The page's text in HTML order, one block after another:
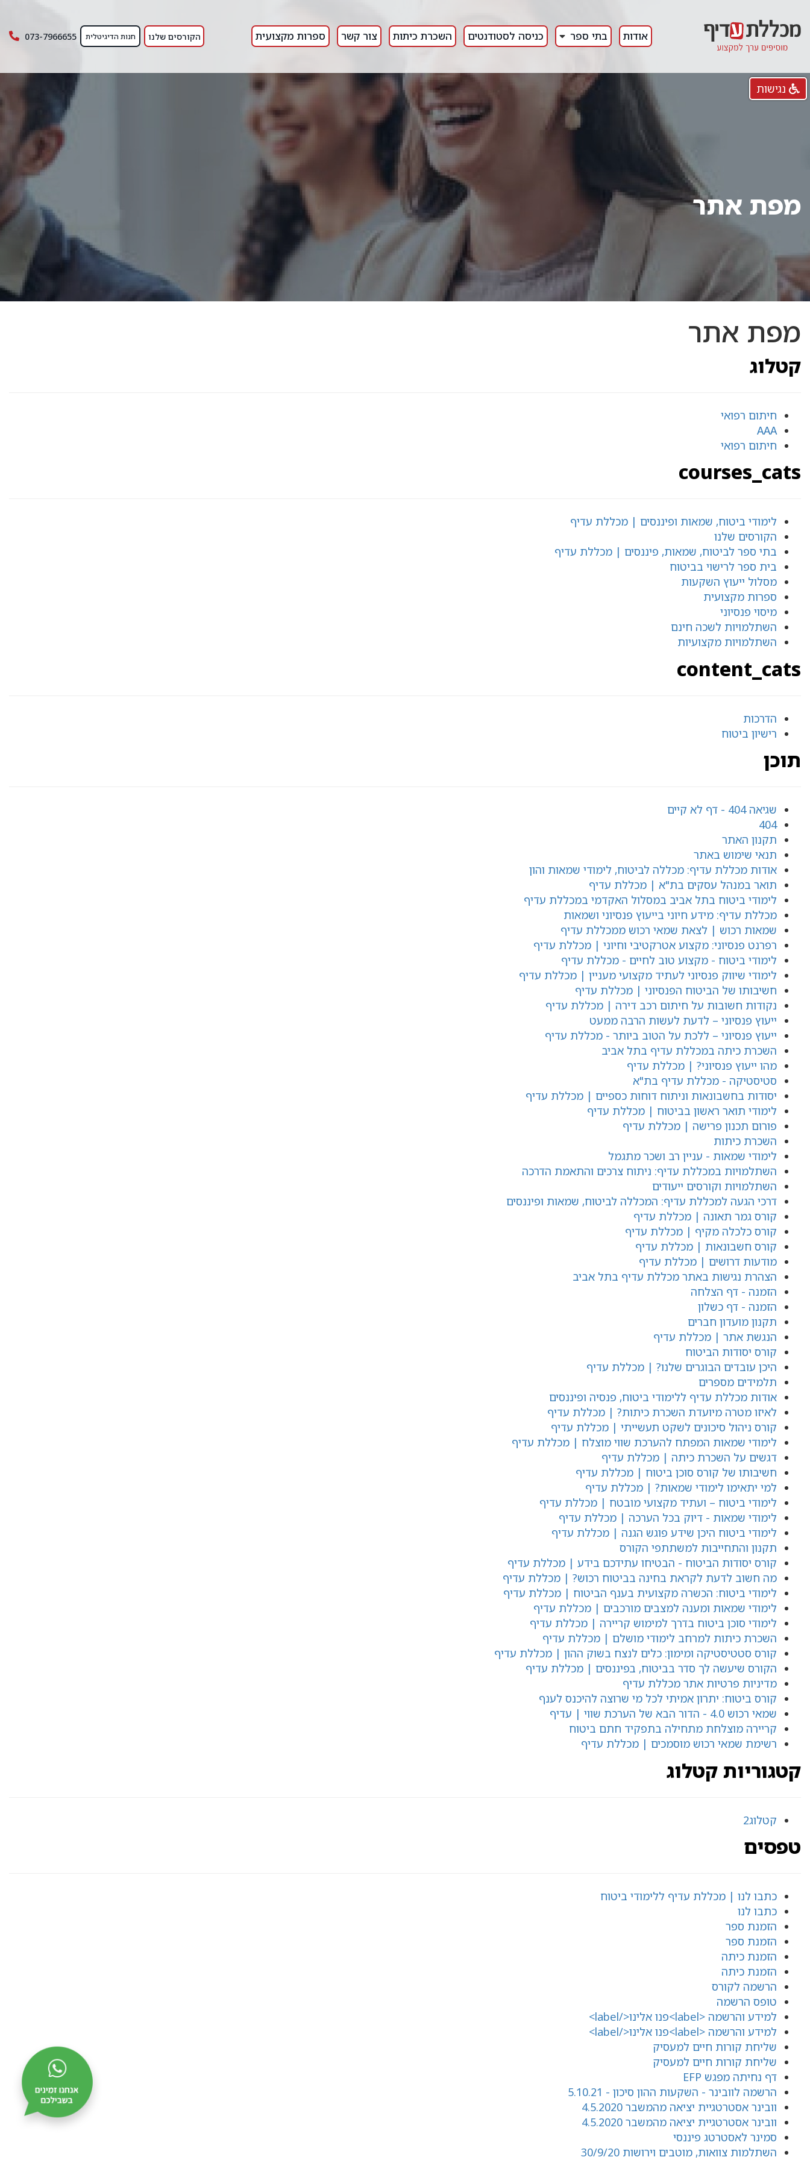
אודות בתי ספר כניסה לסטודנטים השכרת כיתות צור קשר ספרות מקצועית הקורסים שלנו חנות הדיגיטלית 073-7966655
מפת אתר
מפת אתר
קטלוג
חיתום רפואי
AAA
חיתום רפואי
courses_cats
לימודי ביטוח, שמאות ופיננסים | מכללת עדיף
הקורסים שלנו
בתי ספר לביטוח, שמאות, פיננסים | מכללת עדיף
בית ספר לרישוי בביטוח
מסלול ייעוץ השקעות
ספרות מקצועית
מיסוי פנסיוני
השתלמויות לשכה חינם
השתלמויות מקצועיות
content_cats
הדרכות
רישיון ביטוח
תוכן
שגיאה 404 - דף לא קיים
404
תקנון האתר
תנאי שימוש באתר
אודות מכללת עדיף: מכללה לביטוח, לימודי שמאות והון
תואר במנהל עסקים בת"א | מכללת עדיף
לימודי ביטוח בתל אביב במסלול האקדמי במכללת עדיף
מכללת עדיף: מידע חיוני בייעוץ פנסיוני ושמאות
שמאות רכוש | לצאת שמאי רכוש ממכללת עדיף
רפרנט פנסיוני: מקצוע אטרקטיבי וחיוני | מכללת עדיף
לימודי ביטוח - מקצוע טוב לחיים - מכללת עדיף
לימודי שיווק פנסיוני לעתיד מקצועי מעניין | מכללת עדיף
חשיבותו של הביטוח הפנסיוני | מכללת עדיף
נקודות חשובות על חיתום רכב דירה | מכללת עדיף
ייעוץ פנסיוני – לדעת לעשות הרבה ממעט
ייעוץ פנסיוני – ללכת על הטוב ביותר - מכללת עדיף
השכרת כיתה במכללת עדיף בתל אביב
מהו ייעוץ פנסיוני? | מכללת עדיף
סטיסטיקה - מכללת עדיף בת"א
יסודות בחשבונאות וניתוח דוחות כספיים | מכללת עדיף
לימודי תואר ראשון בביטוח | מכללת עדיף
פורום תכנון פרישה | מכללת עדיף
השכרת כיתות
לימודי שמאות - עניין רב ושכר מתגמל
השתלמויות במכללת עדיף: ניתוח צרכים והתאמת הדרכה
השתלמויות וקורסים ייעודים
דרכי הגעה למכללת עדיף: המכללה לביטוח, שמאות ופיננסים
קורס גמר תאונה | מכללת עדיף
קורס כלכלה מקיף | מכללת עדיף
קורס חשבונאות | מכללת עדיף
מודעות דרושים | מכללת עדיף
הצהרת נגישות באתר מכללת עדיף בתל אביב
הזמנה - דף הצלחה
הזמנה - דף כשלון
תקנון מועדון חברים
הנגשת אתר | מכללת עדיף
קורס יסודות הביטוח
היכן עובדים הבוגרים שלנו? | מכללת עדיף
תלמידים מספרים
אודות מכללת עדיף ללימודי ביטוח, פנסיה ופיננסים
לאיזו מטרה מיועדת השכרת כיתות? | מכללת עדיף
קורס ניהול סיכונים לשקט תעשייתי | מכללת עדיף
לימודי שמאות המפתח להערכת שווי מוצלח | מכללת עדיף
דגשים על השכרת כיתה | מכללת עדיף
חשיבותו של קורס סוכן ביטוח | מכללת עדיף
למי יתאימו לימודי שמאות? | מכללת עדיף
לימודי ביטוח – ועתיד מקצועי מובטח | מכללת עדיף
לימודי שמאות - דיוק בכל הערכה | מכללת עדיף
לימודי ביטוח היכן שידע פוגש הגנה | מכללת עדיף
תקנון והתחייבות למשתתפי הקורס
קורס יסודות הביטוח - הבטיחו עתידכם בידע | מכללת עדיף
מה חשוב לדעת לקראת בחינה בביטוח רכוש? | מכללת עדיף
לימודי ביטוח: הכשרה מקצועית בענף הביטוח | מכללת עדיף
לימודי שמאות ומענה למצבים מורכבים | מכללת עדיף
לימודי סוכן ביטוח בדרך למימוש קריירה | מכללת עדיף
השכרת כיתות למרחב לימודי מושלם | מכללת עדיף
קורס סטטיסטיקה ומימון: כלים לנצח בשוק ההון | מכללת עדיף
הקורס שיעשה לך סדר בביטוח, בפיננסים | מכללת עדיף
מדיניות פרטיות אתר מכללת עדיף
קורס ביטוח: יתרון אמיתי לכל מי שרוצה להיכנס לענף
שמאי רכוש 4.0 - הדור הבא של הערכת שווי | עדיף
קריירה מוצלחת מתחילה בתפקיד חתם ביטוח
רשימת שמאי רכוש מוסמכים | מכללת עדיף
קטגוריות קטלוג
קטלוג2
טפסים
כתבו לנו | מכללת עדיף ללימודי ביטוח
כתבו לנו
הזמנת ספר
הזמנת ספר
הזמנת כיתה
הזמנת כיתה
הרשמה לקורס
טופס הרשמה
למידע והרשמה <label>פנו אלינו</label>
למידע והרשמה <label>פנו אלינו</label>
שליחת קורות חיים למעסיק
שליחת קורות חיים למעסיק
דף נחיתה מפגש EFP
הרשמה לוובינר - השקעות ההון סיכון - 5.10.21
וובינר אסטרטגיית יציאה מהמשבר 4.5.2020
וובינר אסטרטגיית יציאה מהמשבר 4.5.2020
סמינר לאסטרטג פיננסי
השתלמות צוואות, מוטבים וירושות 30/9/20
נגישות